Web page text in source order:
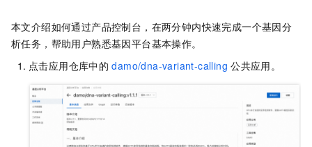
本文介绍如何通过产品控制台，在两分钟内快速完成一个基因分
析任务，帮助用户熟悉基因平台基本操作。
点击应用仓库中的 damo/dna-variant-calling 公共应用。